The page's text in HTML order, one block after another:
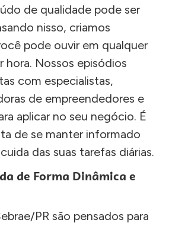
de qualidade pode ser
nisso, criamos
pode ouvir em qualquer
hora. Nossos episódios
com especialistas,
de empreendedores e
aplicar no seu negócio. É
de se manter informado
das suas tarefas diárias.
de Forma Dinâmica e
PR são pensados para